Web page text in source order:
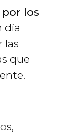
los
día
las
que